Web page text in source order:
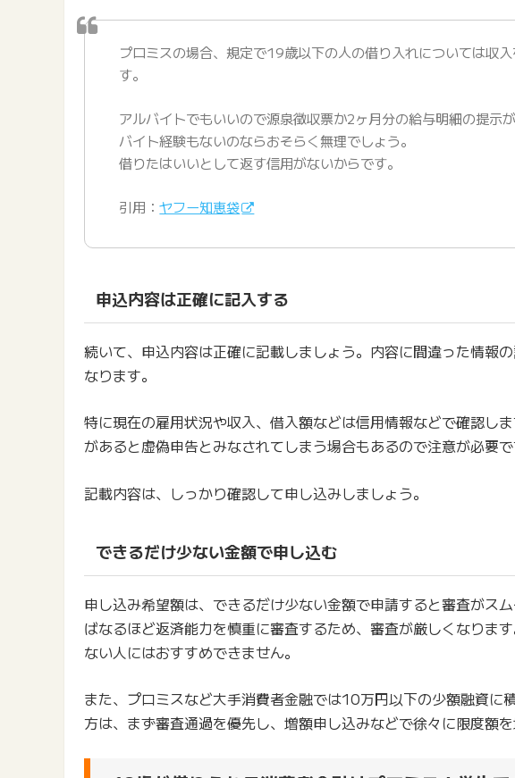
プロミスの場合、規定で19歳以下の人の借り入れについては収
す。
アルバイトでもいいので源泉徴収票か2ヶ月分の給与明細の提示
バイト経験もないのならおそらく無理でしょう。
借りたはいいとして返す信用がないからです。
引用：ヤフー知恵袋
申込内容は正確に記入する
続いて、申込内容は正確に記載しましょう。内容に間違った情報
なります。
特に現在の雇用状況や収入、借入額などは信用情報などで確認し
があると虚偽申告とみなされてしまう場合もあるので注意が必要で
記載内容は、しっかり確認して申し込みしましょう。
できるだけ少ない金額で申し込む
申し込み希望額は、できるだけ少ない金額で申請すると審査がス
ばなるほど返済能力を慎重に審査するため、審査が厳しくなりま
ない人にはおすすめできません。
また、プロミスなど大手消費者金融では10万円以下の少額融資に
方は、まず審査通過を優先し、増額申し込みなどで徐々に限度額